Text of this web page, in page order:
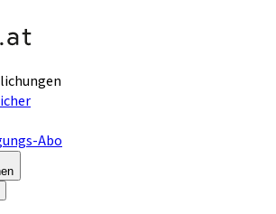
Abo